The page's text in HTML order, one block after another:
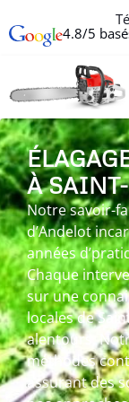
4.8/5
À SAINT-
Notre savoir-
d’Andelot
années
Chaque
sur une
locales de
alentours.
méthodes
assurant des